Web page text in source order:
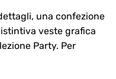
una confezione
veste grafica
Party. Per